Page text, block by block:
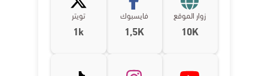
زوار الموقع
10K
فايسبوك
1,5K
تويتر
1k